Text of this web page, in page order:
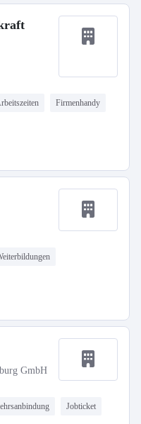
Firmenhandy
GmbH
Jobticket